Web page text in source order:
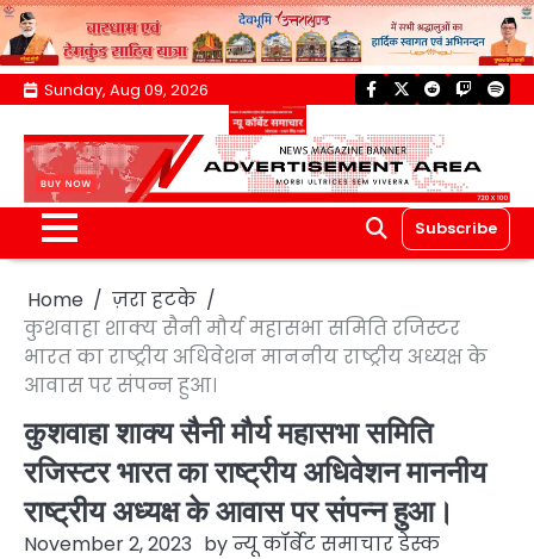
Skip
content
Sunday, Aug 09, 2026 facebook
twitterreddittwitch
Subscribe
Home
ज़रा हटके
कुशवाहा शाक्य सैनी मौर्य महासभा समिति रजिस्टर
भारत का राष्ट्रीय अधिवेशन माननीय राष्ट्रीय अध्यक्ष के
आवास पर संपन्न हुआ।
कुशवाहा शाक्य सैनी मौर्य महासभा समिति
रजिस्टर भारत का राष्ट्रीय अधिवेशन माननीय
राष्ट्रीय अध्यक्ष के आवास पर संपन्न हुआ।
November 2, 2023 byन्यू कॉर्बेट समाचार डेस्क